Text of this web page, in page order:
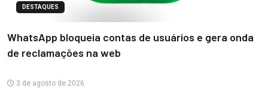
DESTAQUES
WhatsApp bloqueia contas de usuários e gera onda
de reclamações na web
3 de agosto de 2026